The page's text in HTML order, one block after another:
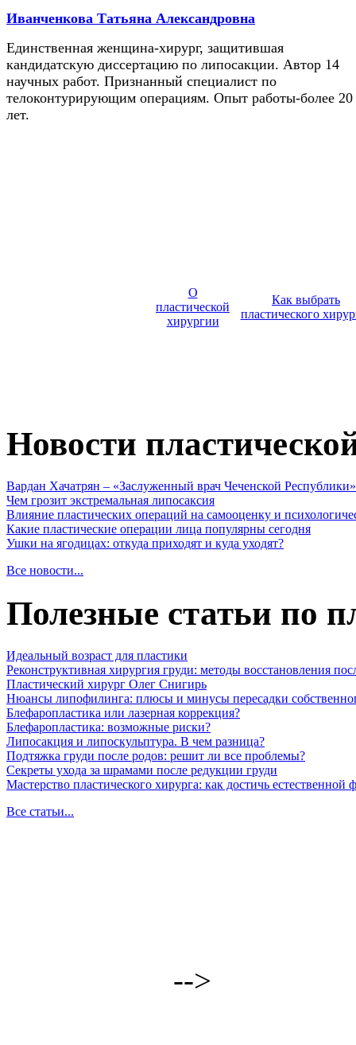
Иванченкова Татьяна Александровна
Единственная женщина-хирург, защитившая
кандидатскую диссертацию по липосакции. Автор 14
научных работ. Признанный специалист по
телоконтурирующим операциям. Опыт работы-более 20
лет.
О
пластической
хирургии
Как выбрать
пластического
Новости
Вардан Хачатрян – «Заслуженный врач Чеченской Республики»
Чем грозит экстремальная липосаксия
Влияние пластических операций на самооценку и
Какие пластические операции лица популярны сегодня
Ушки на ягодицах: откуда приходят и куда уходят?
Все новости...
Полезные статьи по
Идеальный возраст для пластики
Реконструктивная хирургия груди: методы восстановления
Пластический хирург Олег Снигирь
Нюансы липофилинга: плюсы и минусы пересадки
Блефаропластика или лазерная коррекция?
Блефаропластика: возможные риски?
Липосакция и липоскульптура. В чем разница?
Подтяжка груди после родов: решит ли все проблемы?
Секреты ухода за шрамами после редукции груди
Мастерство пластического хирурга: как достичь
Все статьи...
-->